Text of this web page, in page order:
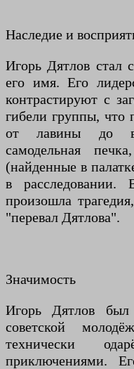
Наследие и
Игорь Дятлов стал
его имя. Его
контрастируют с
гибели группы, что
от лавины до
самодельная
(найденные в
в расследовании.
произошла
"перевал Дятлова".
Значимость
Игорь Дятлов был
советской
технически
приключениями.